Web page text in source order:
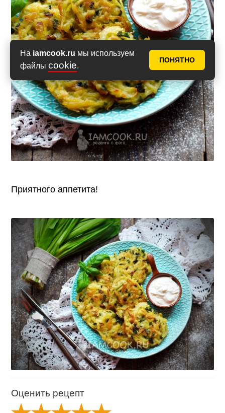
На iamcook.ru мы используем
файлы cookie.
ПОНЯТНО
Приятного аппетита!
Оценить рецепт